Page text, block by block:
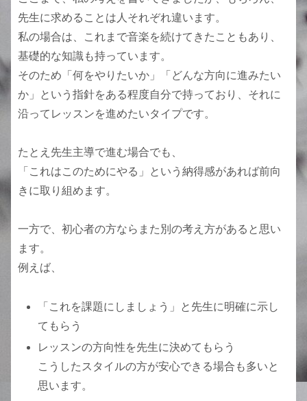
先生に求めることは人それぞれ違います。
私の場合は、これまで音楽を続けてきたこともあり、
基礎的な知識も持っています。
そのため「何をやりたいか」「どんな方向に進みたい
か」という指針をある程度自分で持っており、それに
沿ってレッスンを進めたいタイプです。
たとえ先生主導で進む場合でも、
「これはこのためにやる」という納得感があれば前向
きに取り組めます。
一方で、初心者の方ならまた別の考え方があると思い
ます。
例えば、
「これを課題にしましょう」と先生に明確に示し
てもらう
レッスンの方向性を先生に決めてもらう
こうしたスタイルの方が安心できる場合も多いと
思います。